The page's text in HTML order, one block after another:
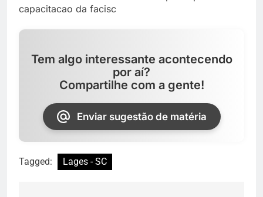
Tem algo interessante acontecendo
por aí?
Compartilhe com a gente!
Enviar sugestão de matéria
Tagged: Lages - SC